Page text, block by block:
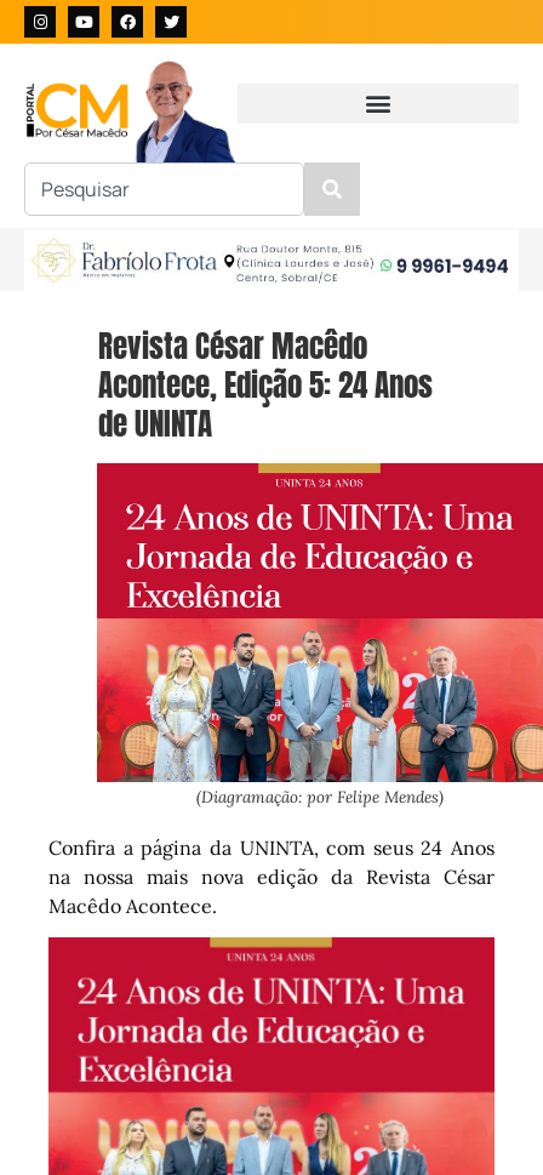
Revista César Macêdo
Acontece, Edição 5: 24 Anos
de UNINTA
(Diagramação: por Felipe Mendes)
Confira a página da UNINTA, com seus 24 Anos
na nossa mais nova edição da Revista César
Macêdo Acontece.